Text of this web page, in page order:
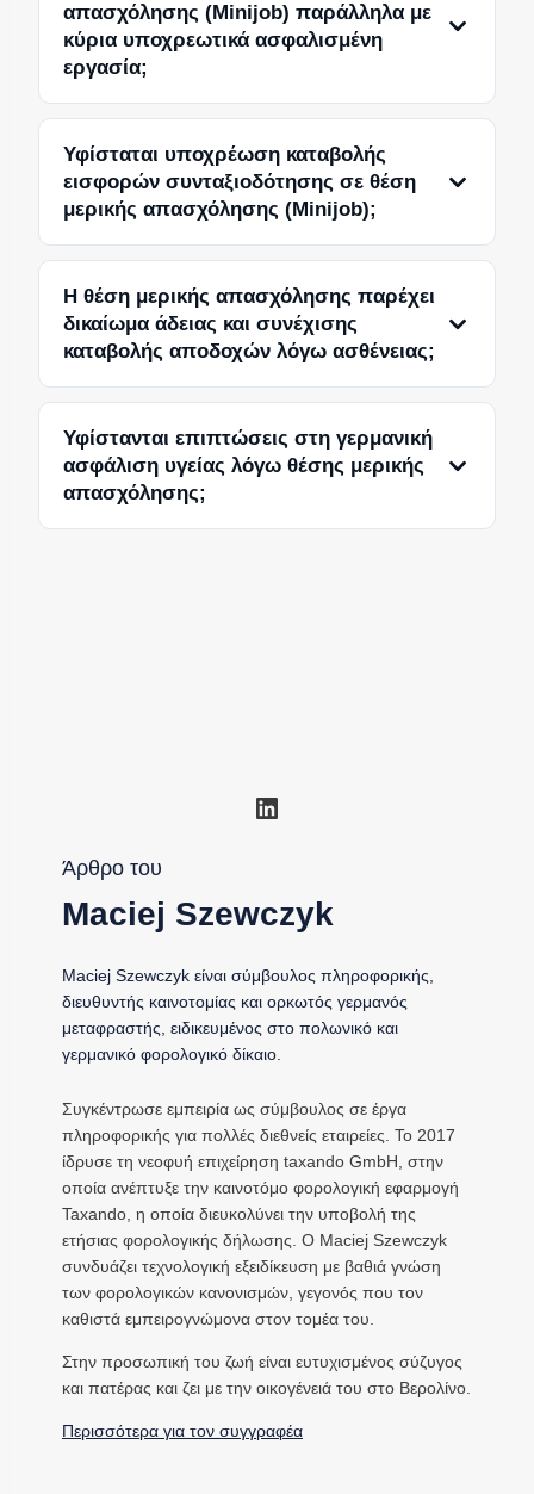
απασχόλησης (Minijob) παράλληλα με
κύρια υποχρεωτικά ασφαλισμένη
εργασία;
Υφίσταται υποχρέωση καταβολής
εισφορών συνταξιοδότησης σε θέση
μερικής απασχόλησης (Minijob);
Η θέση μερικής απασχόλησης παρέχει
δικαίωμα άδειας και συνέχισης
καταβολής αποδοχών λόγω ασθένειας;
Υφίστανται επιπτώσεις στη γερμανική
ασφάλιση υγείας λόγω θέσης μερικής
απασχόλησης;
Linkedin
Άρθρο του
Maciej Szewczyk
Maciej Szewczyk είναι σύμβουλος πληροφορικής,
διευθυντής καινοτομίας και ορκωτός γερμανός
μεταφραστής, ειδικευμένος στο πολωνικό και
γερμανικό φορολογικό δίκαιο.
Συγκέντρωσε εμπειρία ως σύμβουλος σε έργα
πληροφορικής για πολλές διεθνείς εταιρείες. Το 2017
ίδρυσε τη νεοφυή επιχείρηση taxando GmbH, στην
οποία ανέπτυξε την καινοτόμο φορολογική εφαρμογή
Taxando, η οποία διευκολύνει την υποβολή της
ετήσιας φορολογικής δήλωσης. Ο Maciej Szewczyk
συνδυάζει τεχνολογική εξειδίκευση με βαθιά γνώση
των φορολογικών κανονισμών, γεγονός που τον
καθιστά εμπειρογνώμονα στον τομέα του.
Στην προσωπική του ζωή είναι ευτυχισμένος σύζυγος
και πατέρας και ζει με την οικογένειά του στο Βερολίνο.
Περισσότερα για τον συγγραφέα